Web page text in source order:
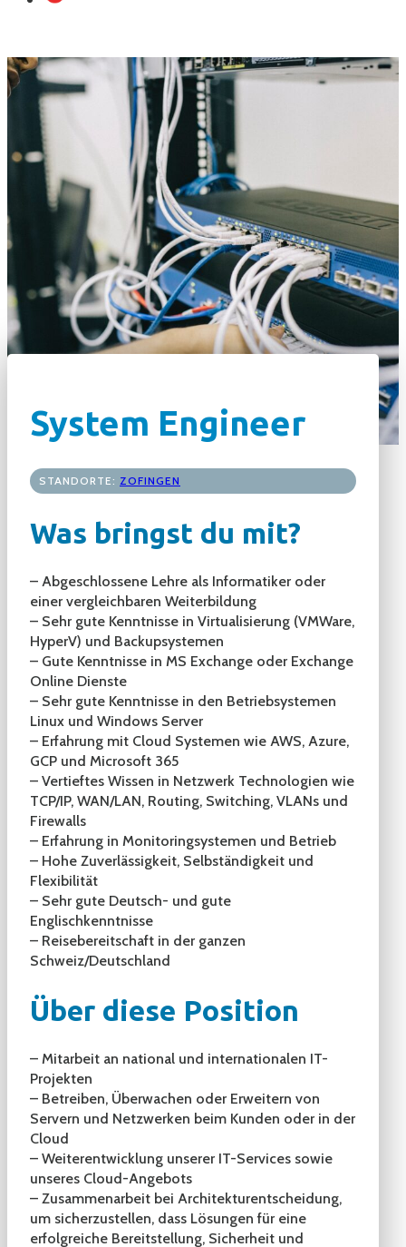
System Engineer
STANDORTE: ZOFINGEN
Was bringst du mit?
– Abgeschlossene Lehre als Informatiker oder
einer vergleichbaren Weiterbildung
– Sehr gute Kenntnisse in Virtualisierung (VMWare,
HyperV) und Backupsystemen
– Gute Kenntnisse in MS Exchange oder Exchange
Online Dienste
– Sehr gute Kenntnisse in den Betriebsystemen
Linux und Windows Server
– Erfahrung mit Cloud Systemen wie AWS, Azure,
GCP und Microsoft 365
– Vertieftes Wissen in Netzwerk Technologien wie
TCP/IP, WAN/LAN, Routing, Switching, VLANs und
Firewalls
– Erfahrung in Monitoringsystemen und Betrieb
– Hohe Zuverlässigkeit, Selbständigkeit und
Flexibilität
– Sehr gute Deutsch- und gute
Englischkenntnisse
– Reisebereitschaft in der ganzen
Schweiz/Deutschland
Über diese Position
– Mitarbeit an national und internationalen IT-
Projekten
– Betreiben, Überwachen oder Erweitern von
Servern und Netzwerken beim Kunden oder in der
Cloud
– Weiterentwicklung unserer IT-Services sowie
unseres Cloud-Angebots
– Zusammenarbeit bei Architekturentscheidung,
um sicherzustellen, dass Lösungen für eine
erfolgreiche Bereitstellung, Sicherheit und